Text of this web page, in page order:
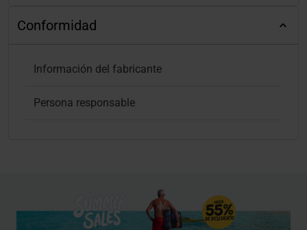
Conformidad
Información del fabricante
Persona responsable